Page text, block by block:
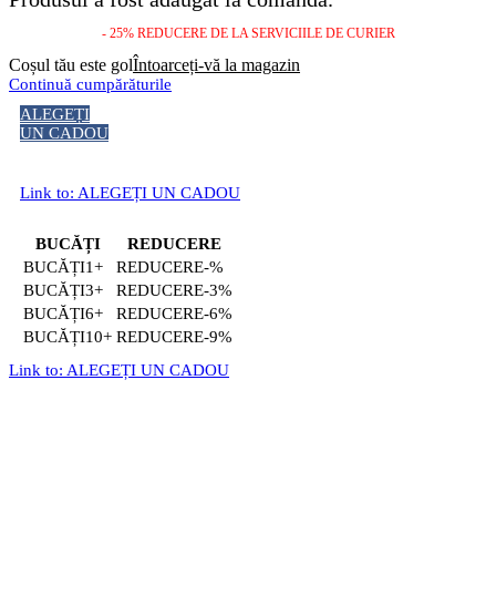
- 25% REDUCERE DE LA SERVICIILE DE CURIER
Coșul tău este golÎntoarceți-vă la magazin
Continuă cumpărăturile
ALEGEȚI
UN CADOU
Link to: ALEGEȚI UN CADOU
BUCĂȚI
REDUCERE
1+
-%
3+
-3%
6+
-6%
10+
-9%
Link to: ALEGEȚI UN CADOU